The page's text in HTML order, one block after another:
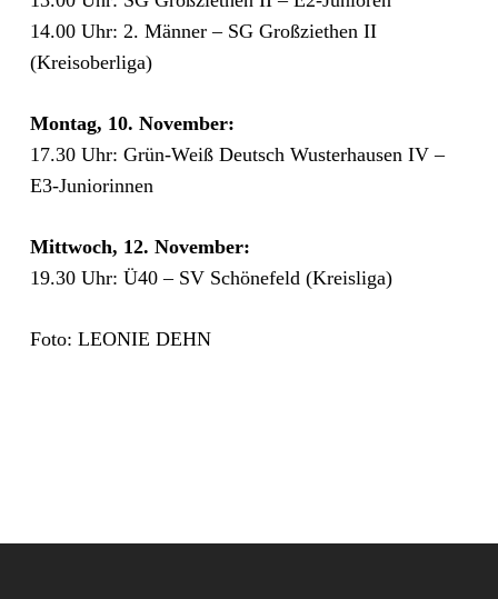
14.00 Uhr: 2. Männer – SG Großziethen II
(Kreisoberliga)
Montag, 10. November:
17.30 Uhr: Grün-Weiß Deutsch Wusterhausen IV –
E3-Juniorinnen
Mittwoch, 12. November:
19.30 Uhr: Ü40 – SV Schönefeld (Kreisliga)
Foto: LEONIE DEHN